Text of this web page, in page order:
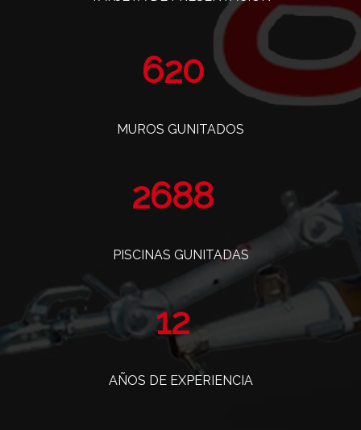
760
MUROS GUNITADOS
3297
PISCINAS GUNITADAS
14
AÑOS DE EXPERIENCIA